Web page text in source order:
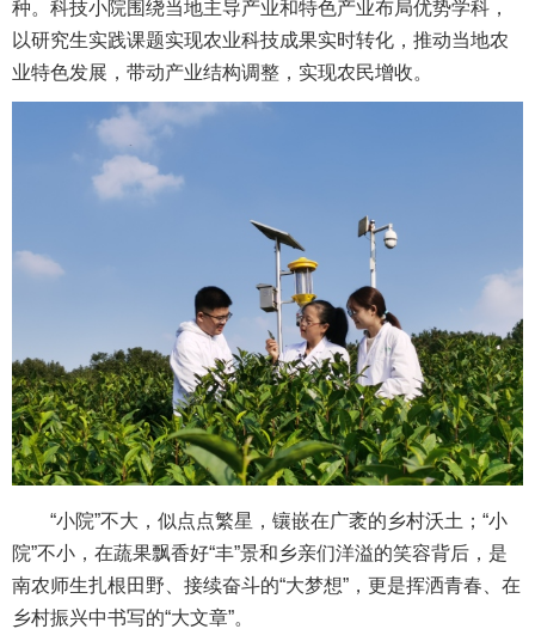
种。科技小院围绕当地主导产业和特色产业布局优势学科，
以研究生实践课题实现农业科技成果实时转化，推动当地农
业特色发展，带动产业结构调整，实现农民增收。
“小院”不大，似点点繁星，镶嵌在广袤的乡村沃土；“小
院”不小，在蔬果飘香好“丰”景和乡亲们洋溢的笑容背后，是
南农师生扎根田野、接续奋斗的“大梦想”，更是挥洒青春、在
乡村振兴中书写的“大文章”。